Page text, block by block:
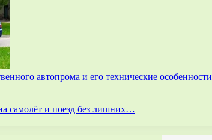
автопрома и его технические особенности
самолёт и поезд без лишних…